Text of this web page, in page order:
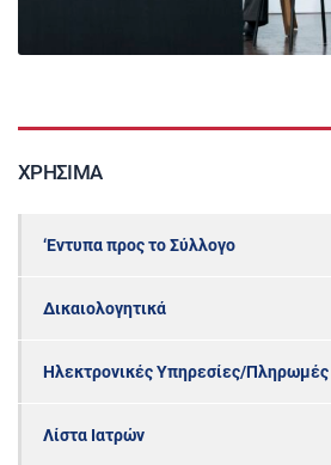
ΧΡΉΣΙΜΑ
‘Εντυπα προς το Σύλλογο
Δικαιολογητικά
Ηλεκτρονικές Υπηρεσίες/Πληρωμές
Λίστα Ιατρών